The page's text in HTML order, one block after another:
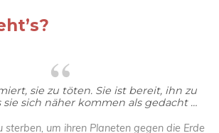
sie zu töten. Sie ist bereit, ihn zu
sie sich näher kommen als gedacht …
sterben, um ihren Planeten gegen die Erde